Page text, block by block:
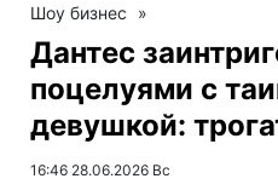
Шоу бизнес »
Дантес
поцелуями с
девушкой:
16:46 28.06.2026 Вс